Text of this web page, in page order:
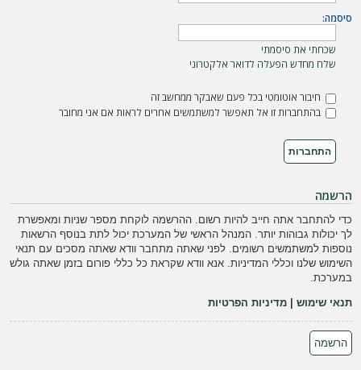
סיסמה:
שכחתי את סיסמתי
שלח מחדש הפעלה לדואר אלקטרוני
חיבור אוטומטי בכל פעם שאבקר ממחשב זה
בהתחברות זו אל תאפשר למשתמשים אחרים לראות אם אני מחובר
הרשמה
כדי להתחבר אתה חייב להיות רשום. ההרשמה לוקחת מספר שניות ומאפשרת
לך יכולות גבוהות יותר. המנהל הראשי של המערכת יכול לתת בנוסף הרשאות
נוספות למשתמשים רשומים. לפני שאתה מתחבר וודא שאתה מסכים עם תנאי
השימוש שלנו וכללי המדיניות. אנא וודא שקראת כל כללי פורום בזמן שאתה גולש
במערכת.
תנאי שימוש |מדיניות הפרטיות
הרשמה